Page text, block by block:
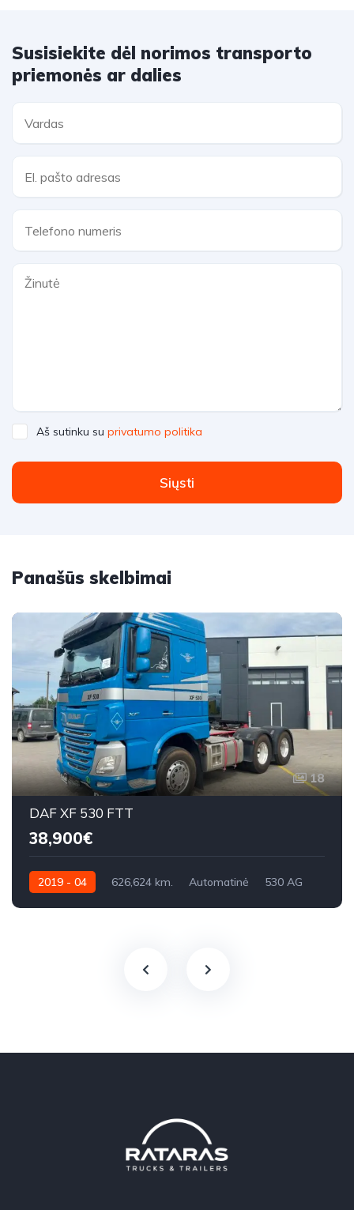
Susisiekite dėl norimos transporto
priemonės ar dalies
Aš sutinku su privatumo politika
Siųsti
Panašūs skelbimai
18
DAF XF 530 FTT
38,900€
2019 - 04 626,624 km. Automatinė 530 AG